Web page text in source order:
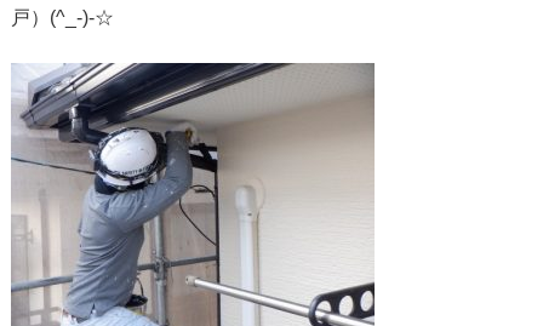
戸）(^_-)-☆